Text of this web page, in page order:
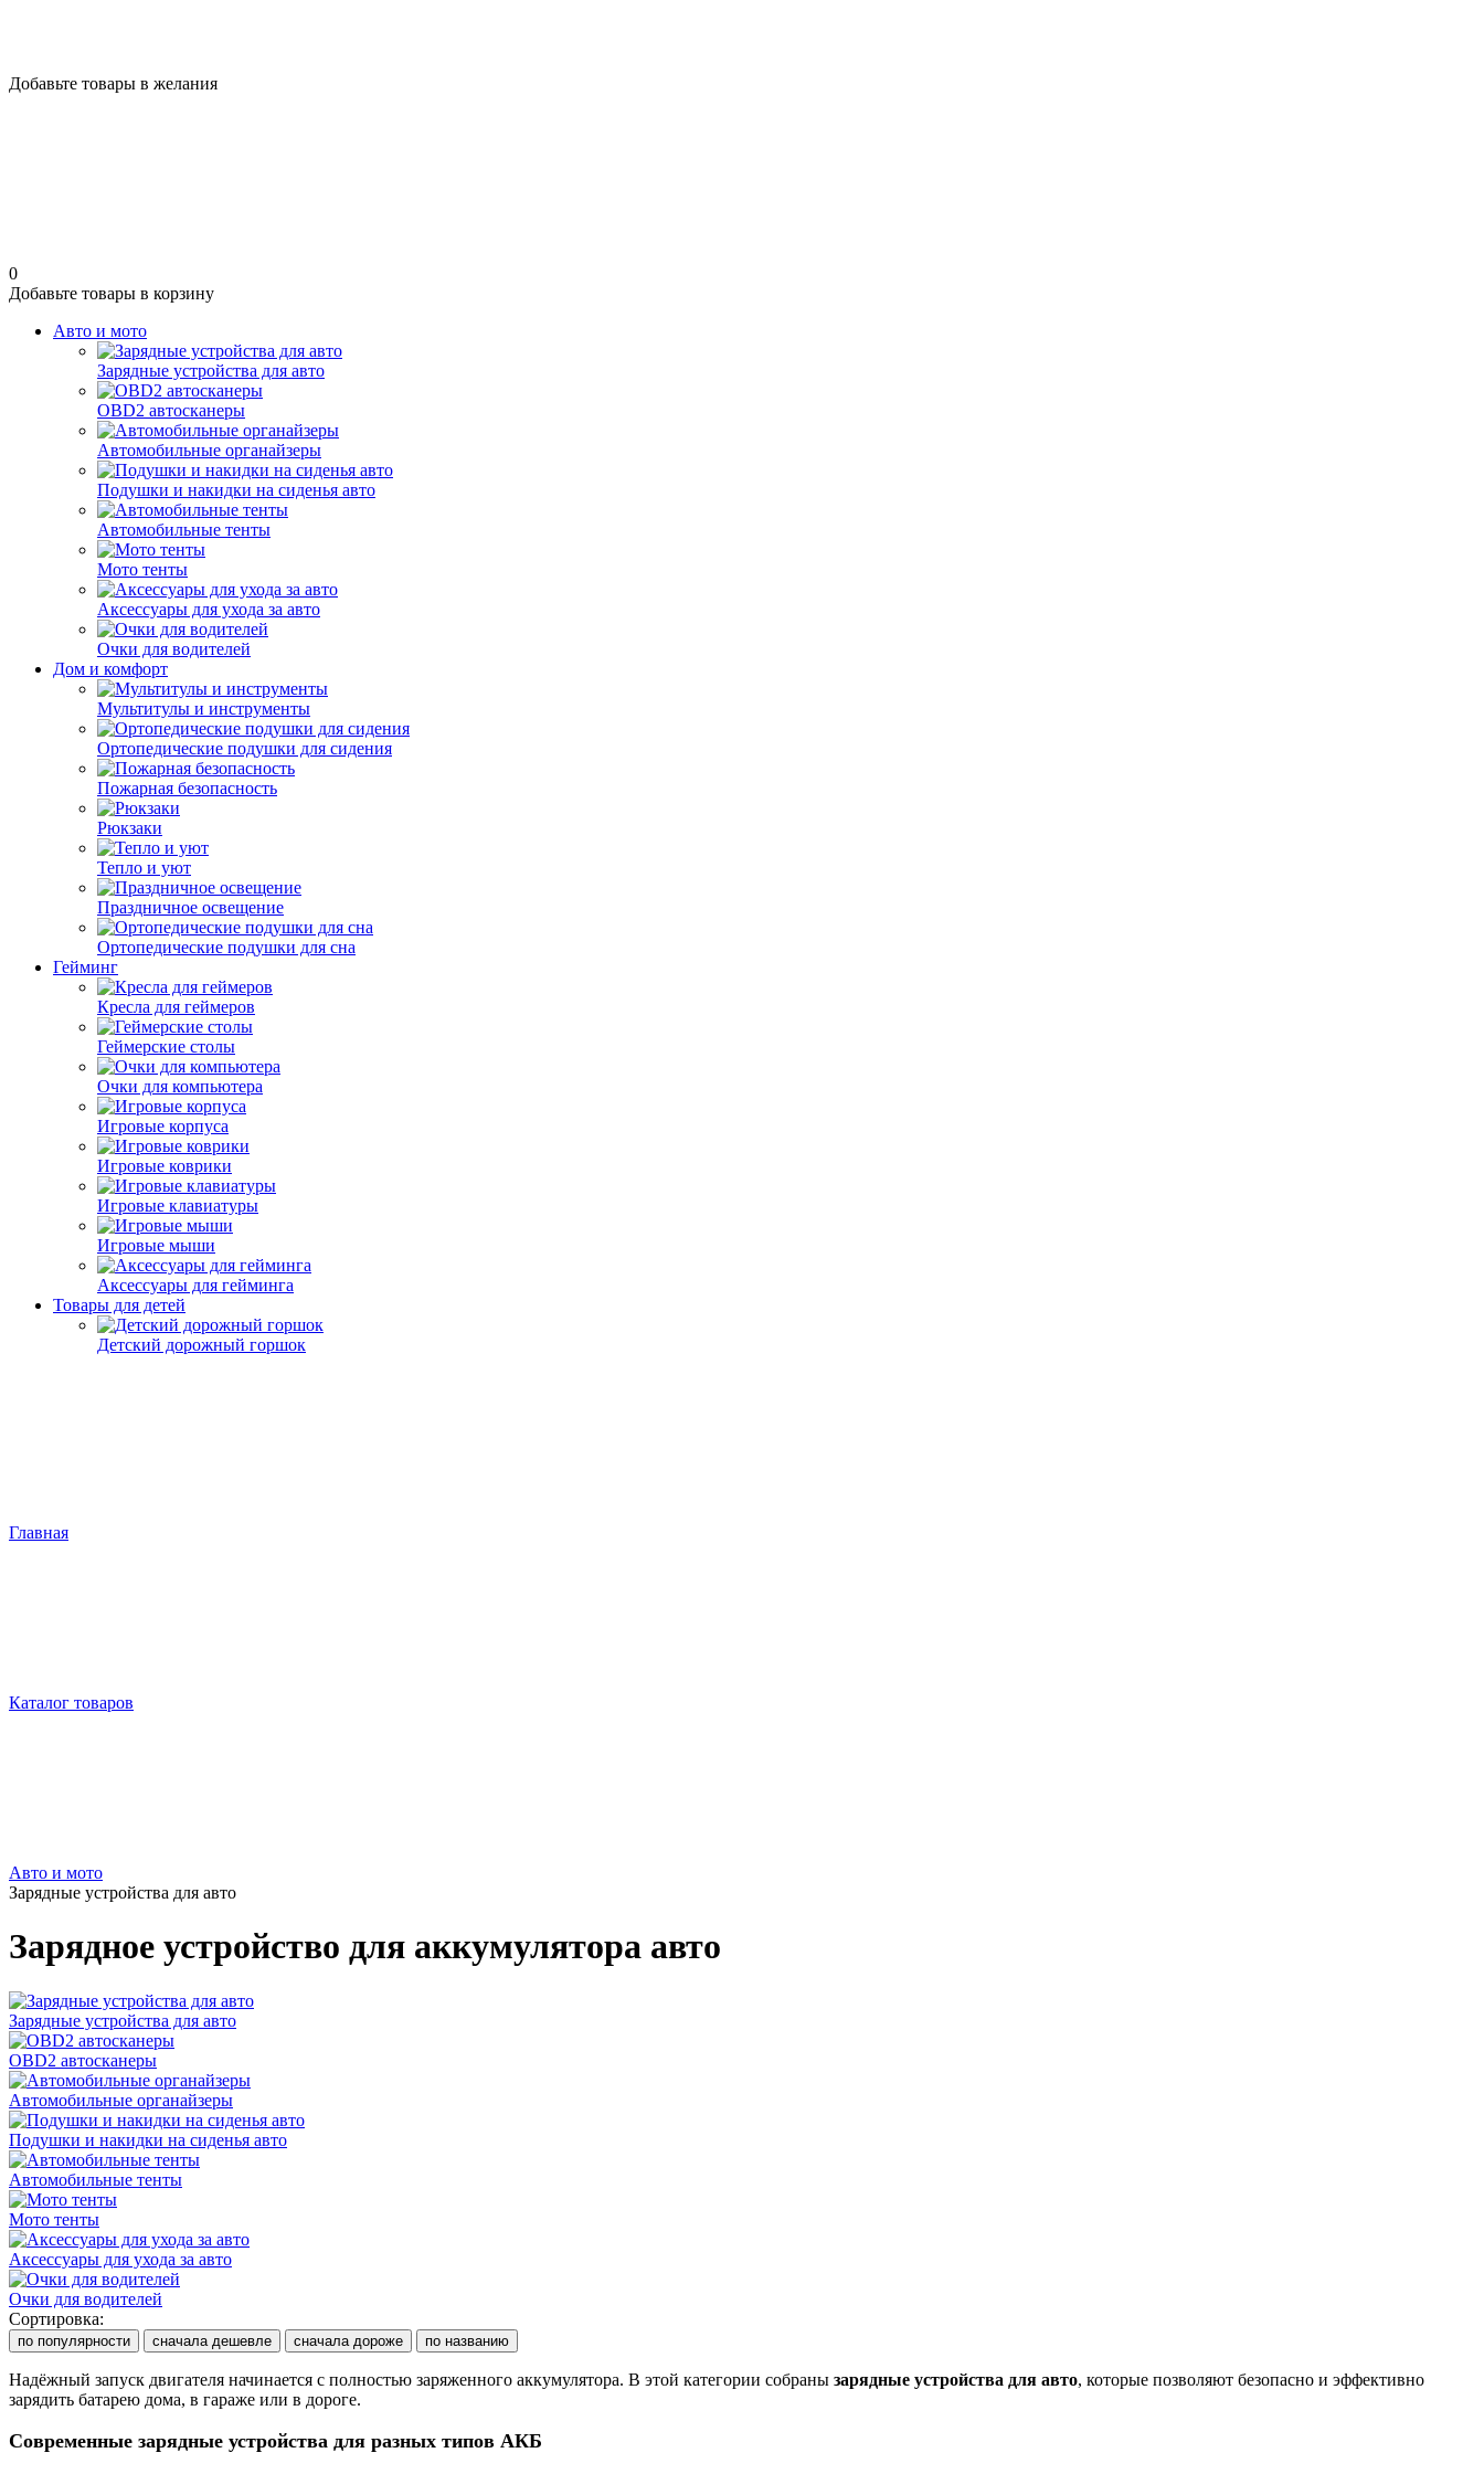
Добавьте товары в желания
0
Добавьте товары в корзину
Авто и мото
Зарядные устройства для авто
OBD2 автосканеры
Автомобильные органайзеры
Подушки и накидки на сиденья авто
Автомобильные тенты
Мото тенты
Аксессуары для ухода за авто
Очки для водителей
Дом и комфорт
Мультитулы и инструменты
Ортопедические подушки для сидения
Пожарная безопасность
Рюкзаки
Тепло и уют
Праздничное освещение
Ортопедические подушки для сна
Гейминг
Кресла для геймеров
Геймерские столы
Очки для компьютера
Игровые корпуса
Игровые коврики
Игровые клавиатуры
Игровые мыши
Аксессуары для гейминга
Товары для детей
Детский дорожный горшок
Главная
Каталог товаров
Авто и мото
Зарядные устройства для авто
Зарядное устройство для аккумулятора авто
Зарядные устройства для авто
OBD2 автосканеры
Автомобильные органайзеры
Подушки и накидки на сиденья авто
Автомобильные тенты
Мото тенты
Аксессуары для ухода за авто
Очки для водителей
Сортировка:
по популярности сначала дешевле сначала дороже по названию
Надёжный запуск двигателя начинается с полностью заряженного аккумулятора. В этой категории собраны зарядные устройства для авто, которые позволяют безопасно и эффективно
зарядить батарею дома, в гараже или в дороге.
Современные зарядные устройства для разных типов АКБ